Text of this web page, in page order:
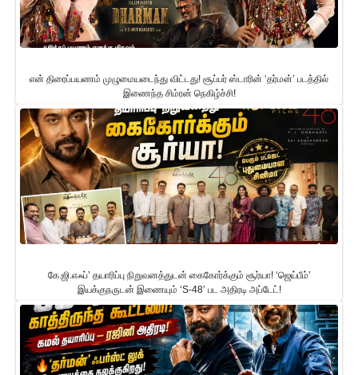
என் திரைப்பயணம் முழுமையடைந்து விட்டது! சூப்பர் ஸ்டாரின் ‘தர்மன்’ படத்தில்
இணைந்த சிம்ரன் நெகிழ்ச்சி!
கே.ஜி.எஃப்’ தயாரிப்பு நிறுவனத்துடன் கைகோர்க்கும் சூர்யா! ‘ஜெய்பீம்’
இயக்குநருடன் இணையும் ‘S-48’ பட அதிரடி அப்டேட்!